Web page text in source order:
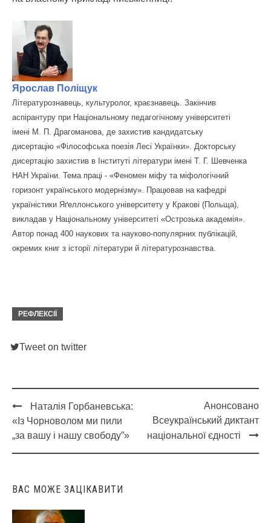
Ярослав Поліщук
Літературознавець, культуролог, краєзнавець. Закінчив
аспірантуру при Національному педагогічному університеті
імені М. П. Драгоманова, де захистив кандидатську
дисертацію «Філософська поезія Лесі Українки». Докторську
дисертацію захистив в Інституті літератури імені Т. Г. Шевченка
НАН України. Тема праці - «Феномен міфу та міфологічний
горизонт українського модернізму». Працював на кафедрі
україністики Яґеллонського університету у Кракові (Польща),
викладав у Національному університеті «Острозька академія».
Автор понад 400 наукових та науково-популярних публікацій,
окремих книг з історії літератури й літературознавства.
РЕФЛЕКСІЇ
Tweet on twitter
Post
navigation
Наталія Горбаневська:
«Із Чорноволом ми пили
„за вашу і нашу свободу”»
Анонсовано
Всеукраїнський диктант
національної єдності
ВАС МОЖЕ ЗАЦІКАВИТИ